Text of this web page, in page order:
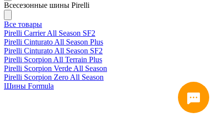
Всесезонные шины Pirelli
Все товары
Pirelli Carrier All Season SF2
Pirelli Cinturato All Season Plus
Pirelli Cinturato All Season SF2
Pirelli Scorpion All Terrain Plus
Pirelli Scorpion Verde All Season
Pirelli Scorpion Zero All Season
Шины Formula